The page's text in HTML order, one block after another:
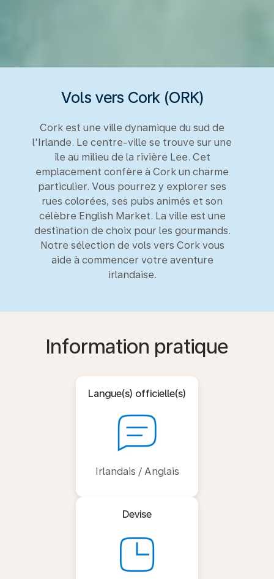
Vols vers Cork (ORK)
Cork est une ville dynamique du sud de
l'Irlande. Le centre-ville se trouve sur une
île au milieu de la rivière Lee. Cet
emplacement confère à Cork un charme
particulier. Vous pourrez y explorer ses
rues colorées, ses pubs animés et son
célèbre English Market. La ville est une
destination de choix pour les gourmands.
Notre sélection de vols vers Cork vous
aide à commencer votre aventure
irlandaise.
Information pratique
Langue(s) officielle(s)
Irlandais / Anglais
Devise